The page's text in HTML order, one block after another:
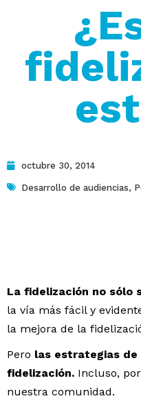
octubre 30, 2014
Desarrollo de audiencias,
La fidelización no sólo
la vía más fácil y
la mejora de la
Pero las estrategias de
fidelización. Incluso,
nuestra comunidad.